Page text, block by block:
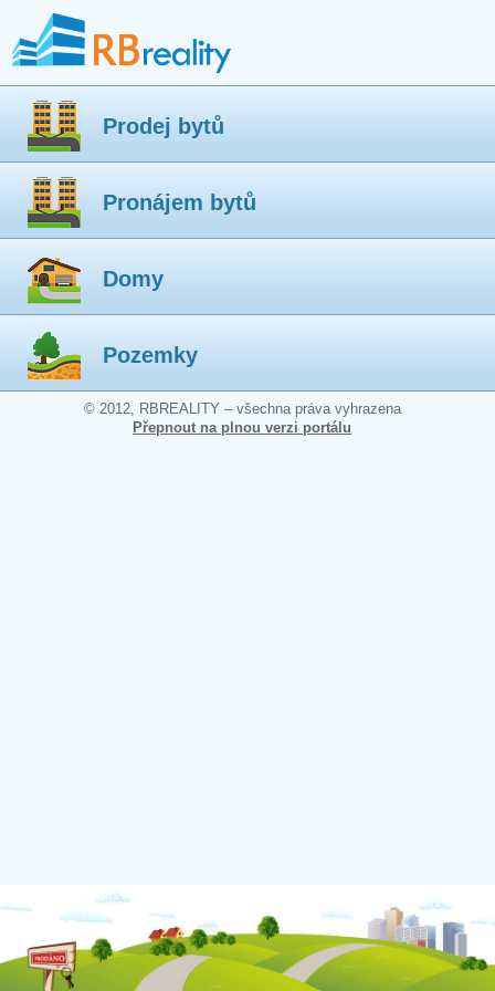
Prodej bytů
Pronájem bytů
Domy
Pozemky
© 2012, RBREALITY – všechna práva vyhrazena
Přepnout na plnou verzi portálu